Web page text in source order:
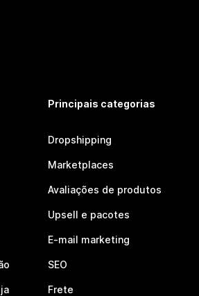
Principais categorias
Dropshipping
Marketplaces
Avaliações de produtos
Upsell e pacotes
E-mail marketing
SEO
Frete